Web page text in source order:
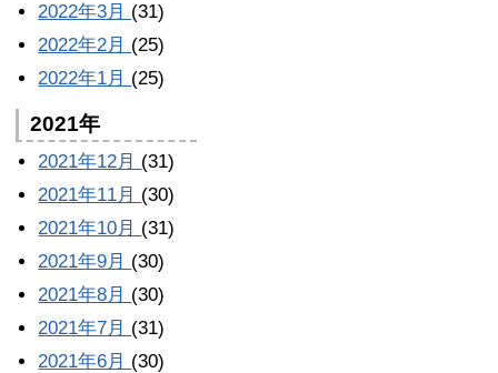
2022年3月 (31)
2022年2月 (25)
2022年1月 (25)
2021年
2021年12月 (31)
2021年11月 (30)
2021年10月 (31)
2021年9月 (30)
2021年8月 (30)
2021年7月 (31)
2021年6月 (30)